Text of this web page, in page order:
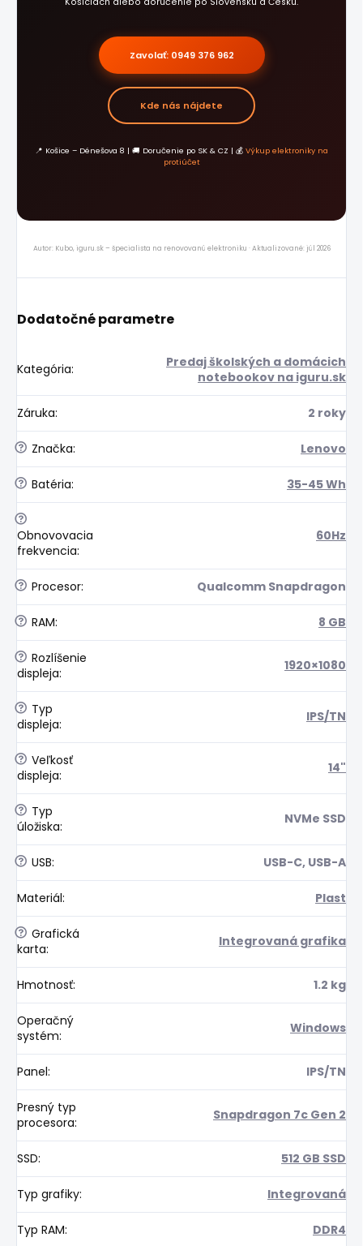
Zavolať: 0949 376 962
Kde nás nájdete
📍 Košice – Dénešova 8 | 🚚 Doručenie po SK & CZ | 💰 Výkup elektroniky na
protiúčet
Autor: Kubo, iguru.sk – špecialista na renovovanú elektroniku · Aktualizované: júl 2026
Dodatočné parametre
Kategória:
Predaj školských a domácich
notebookov na iguru.sk
Záruka: 2 roky
? Značka: Lenovo
? Batéria: 35-45 Wh
?
Obnovovacia
frekvencia:
60Hz
? Procesor: Qualcomm Snapdragon
? RAM: 8 GB
? Rozlíšenie
displeja: 1920×1080
? Typ
displeja: IPS/TN
? Veľkosť
displeja: 14"
? Typ
úložiska: NVMe SSD
? USB: USB-C, USB-A
Materiál: Plast
? Grafická
karta: Integrovaná grafika
Hmotnosť: 1.2 kg
Operačný
systém: Windows
Panel: IPS/TN
Presný typ
procesora: Snapdragon 7c Gen 2
SSD: 512 GB SSD
Typ grafiky: Integrovaná
Typ RAM: DDR4